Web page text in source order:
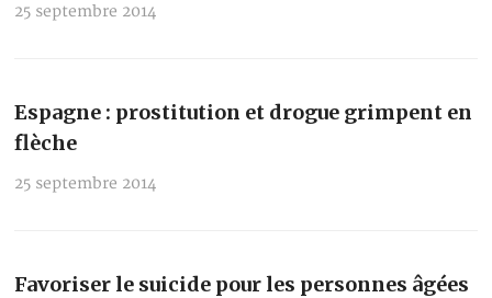
25 septembre 2014
Espagne : prostitution et drogue grimpent en
flèche
25 septembre 2014
Favoriser le suicide pour les personnes âgées